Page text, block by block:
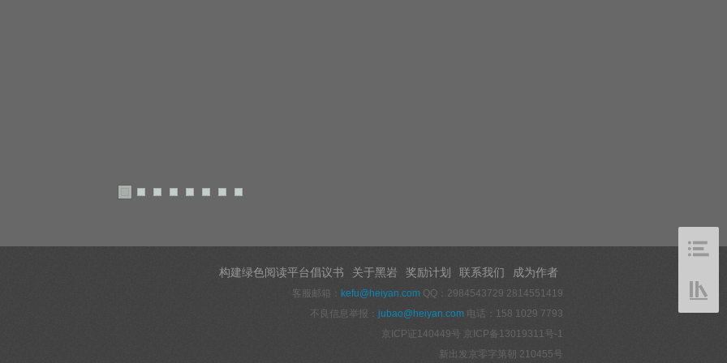
构建绿色阅读平台倡议书 关于黑岩 奖励计划 联系我们 成为作者
客服邮箱： kefu@heiyan.com QQ：2984543729 2814551419
不良信息举报： jubao@heiyan.com 电话：158 1029 7793
京ICP证140449号 京ICP备13019311号-1
新出发京零字第朝 210455号